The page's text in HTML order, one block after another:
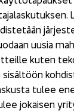
uusia
kuten
si­säl­töön
tulee
jo­kai­sen